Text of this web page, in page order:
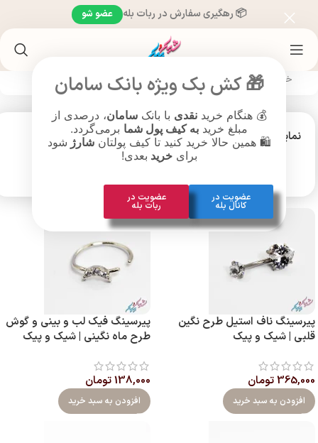
🎁 کش بک ویژه بانک سامان
💰 هنگام خریدنقدی با بانکسامان، درصدی از
مبلغ خرید به کیف پول شما برمی‌گردد.
🛍️ همین حالا خرید کنید تا کیف پولتانشارژ شود
برایخرید بعدی!
عضویت در
کانال بله
عضویت در
ربات بله
📦 رهگیری سفارش در ربات بله عضو شو
خانه محصولات بر‌اساس سبک محصولات درخشان و براق
نمایش 12
18
24
پیرسینگ ناف استیل طرح نگین
قلبی | شیک و پیک
365,000تومان
افزودن به سبد خرید
پیرسینگ فیک لب و بینی و گوش
طرح ماه نگینی | شیک و پیک
138,000تومان
افزودن به سبد خرید